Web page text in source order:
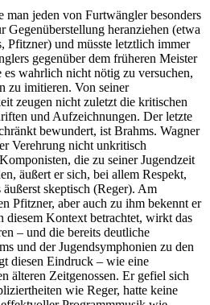
jeden von Furtwängler besonders
Gegenüberstellung heranziehen (etwa
Pfitzner) und müsste letztlich immer
gegenüber dem früheren Meister
es wahrlich nicht nötig zu versuchen,
zu imitieren. Von seiner
zeugen nicht zuletzt die kritischen
und Aufzeichnungen. Der letzte
bewundert, ist Brahms. Wagner
Verehrung nicht unkritisch
die zu seiner Jugendzeit
äußert er sich, bei allem Respekt,
skeptisch (Reger). Am
Pfitzner, aber auch zu ihm bekennt er
diesem Kontext betrachtet, wirkt das
– und die bereits deutliche
und der Jugendsymphonien zu den
diesen Eindruck – wie eine
älteren Zeitgenossen. Er gefiel sich
wie Reger, hatte keine